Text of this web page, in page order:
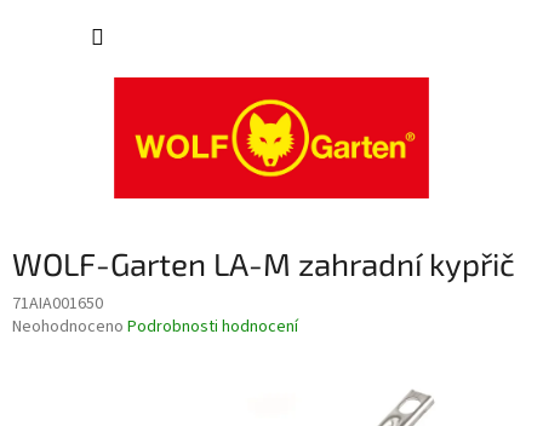
WOLF-Garten LA-M zahradní kypřič
71AIA001650
Průměrné
Neohodnoceno Podrobnosti hodnocení